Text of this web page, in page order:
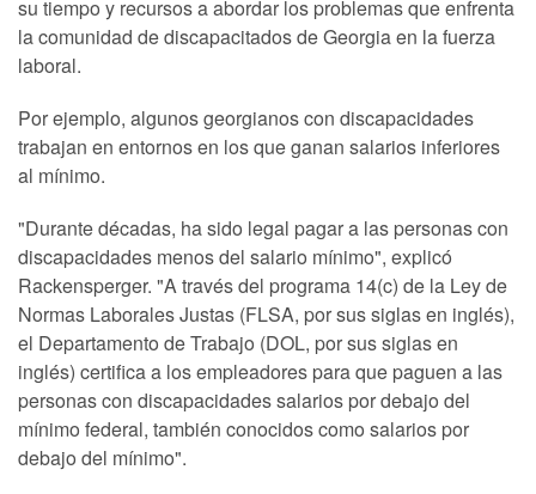
su tiempo y recursos a abordar los problemas que enfrenta
la comunidad de discapacitados de Georgia en la fuerza
laboral.
Por ejemplo, algunos georgianos con discapacidades
trabajan en entornos en los que ganan salarios inferiores
al mínimo.
"Durante décadas, ha sido legal pagar a las personas con
discapacidades menos del salario mínimo", explicó
Rackensperger. "A través del programa 14(c) de la Ley de
Normas Laborales Justas (FLSA, por sus siglas en inglés),
el Departamento de Trabajo (DOL, por sus siglas en
inglés) certifica a los empleadores para que paguen a las
personas con discapacidades salarios por debajo del
mínimo federal, también conocidos como salarios por
debajo del mínimo".